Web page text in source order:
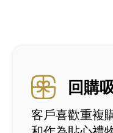
回購
客戶喜歡重複